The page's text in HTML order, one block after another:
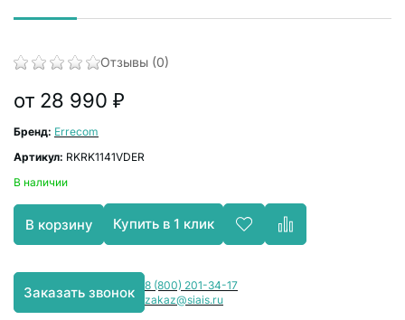
Отзывы (0)
от 28 990 ₽
Бренд: Errecom
Артикул: RKRK1141VDER
В наличии
В корзину Купить в 1 клик
Заказать звонок
8 (800) 201-34-17
zakaz@siais.ru